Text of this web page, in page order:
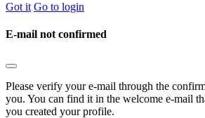
Got it Go to login
E-mail not confirmed
Please verify your e-mail through the
you. You can find it in the welcome e-mail
you created your profile.